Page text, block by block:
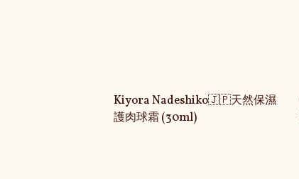
Kiyora Nadeshiko🇯🇵天然保濕
護肉球霜 (30ml)